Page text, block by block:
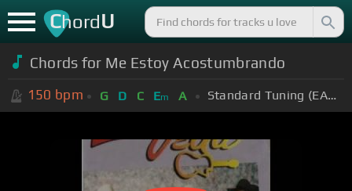
ChordU
Chords for Me Estoy Acostumbrando
150 bpm G D C Em A Standard Tuning (EADGBE)